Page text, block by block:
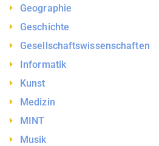
Geographie
Geschichte
Gesellschaftswissenschaften
Informatik
Kunst
Medizin
MINT
Musik